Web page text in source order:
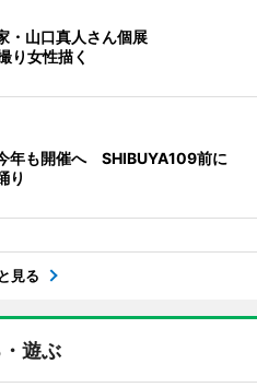
・山口真人さん個展
り女性描く
年も開催へ SHIBUYA109前に
り
見る
遊ぶ